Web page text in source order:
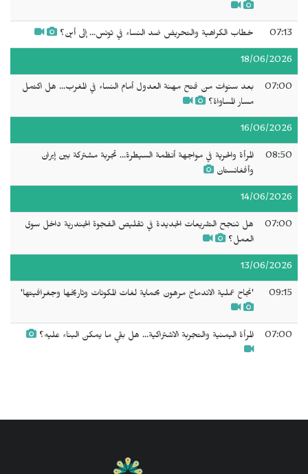
07:13 خطاب الكراهية والتحريض ضد النساء في تونس... إلى أين؟
18/06/2026
07:00
بعد سنوات من فتح مهنة العدول أمام النساء في المغرب... هل اكتمل
مسار المساواة؟
16/06/2026
08:50
المرأة والحرية في مواجهة أنظمة السيطرة... تجربة مشتركة بين إيران
وأفغانستان
14/06/2026
07:00
هل تنجح التشريعات الجديدة في تقليص الفجوة الجندرية داخل سوق
العمل؟
13/06/2026
09:15 'نجاح عملية الاندماج مرهون بحماية لغات المكونات وتاريخها وجغرافيتها'
07:00 المرأة اليمنية والتجربة الاشتراكية... هل بقي ما يمكن البناء عليه؟